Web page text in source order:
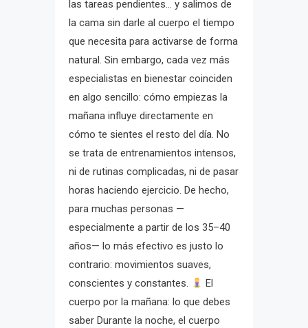
las tareas pendientes… y salimos de
la cama sin darle al cuerpo el tiempo
que necesita para activarse de forma
natural. Sin embargo, cada vez más
especialistas en bienestar coinciden
en algo sencillo: cómo empiezas la
mañana influye directamente en
cómo te sientes el resto del día. No
se trata de entrenamientos intensos,
ni de rutinas complicadas, ni de pasar
horas haciendo ejercicio. De hecho,
para muchas personas —
especialmente a partir de los 35–40
años— lo más efectivo es justo lo
contrario: movimientos suaves,
conscientes y constantes.
El
cuerpo por la mañana: lo que debes
saber Durante la noche, el cuerpo